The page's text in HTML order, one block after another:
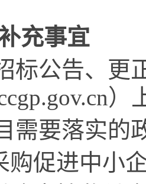
充事宜
标公告、更
）
需要落实的
购促进中小